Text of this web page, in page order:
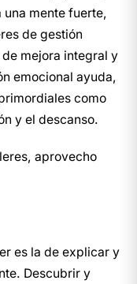
mente fuerte,
de gestión
mejora integral y
emocional ayuda,
como
y el descanso.
aprovecho
es la de explicar y
Descubrir y